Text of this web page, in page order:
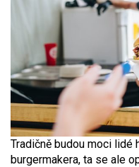
Tradičně budou moci lidé
burgermakera, ta se ale